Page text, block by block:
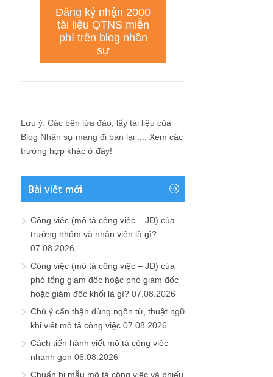
Lưu ý: Các bên lừa đảo, lấy tài liệu của
Blog Nhân sự mang đi bán lại .... Xem các
trường hợp khác ở đây!
Bài viết mới
Công việc (mô tả công việc – JD) của
trưởng nhóm và nhân viên là gì?
07.08.2026
Công việc (mô tả công việc – JD) của
phó tổng giám đốc hoặc phó giám đốc
hoặc giám đốc khối là gì? 07.08.2026
Chú ý cẩn thận dùng ngôn từ, thuật ngữ
khi viết mô tả công việc 07.08.2026
Cách tiến hành viết mô tả công việc
nhanh gọn 06.08.2026
Chuẩn bị mẫu mô tả công việc và phiếu